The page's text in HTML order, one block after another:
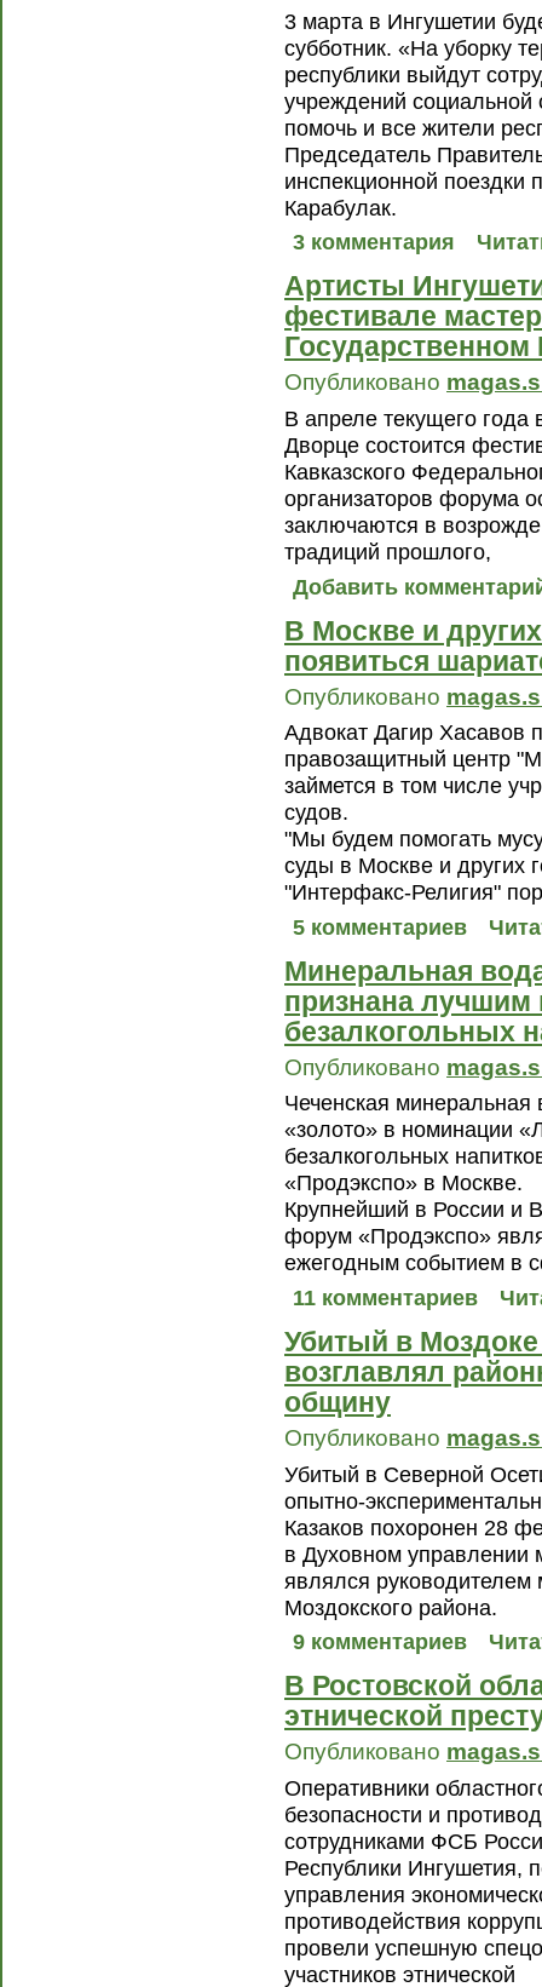
3 марта в Ингушетии
субботник. «На уборку
республики выйдут
учреждений
помочь и все жители
Председатель
инспекционной поездки
Карабулак.
3 комментария
Артисты
фестивале
Опубликовано
В апреле текущего года
Дворце состоится
Кавказского
организаторов форума
заключаются в
традиций прошлого,
Добавить
В Москве и
появиться
Опубликовано
Адвокат Дагир Хасавов
правозащитный центр
займется в том числе
судов.
"Мы будем помогать
суды в Москве и других
"Интерфакс-Религия"
5 комментариев
Минеральная
признана лучшим
безалкогольных
Опубликовано
Чеченская
«золото» в номинации
безалкогольных
«Продэкспо» в Москве.
Крупнейший в России и
форум «Продэкспо»
ежегодным событием в
11 комментариев
Убитый в
возглавлял
общину
Опубликовано
Убитый в Северной
опытно-
Казаков похоронен 28
в Духовном управлении
являлся
Моздокского района.
9 комментариев
В Ростовской
этнической
Опубликовано
Оперативники
безопасности и
сотрудниками ФСБ
Республики Ингушетия,
управления
противодействия
провели успешную
участников этнической